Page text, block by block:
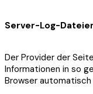
Server-Log-
Der Provider der
Informationen in so
Browser